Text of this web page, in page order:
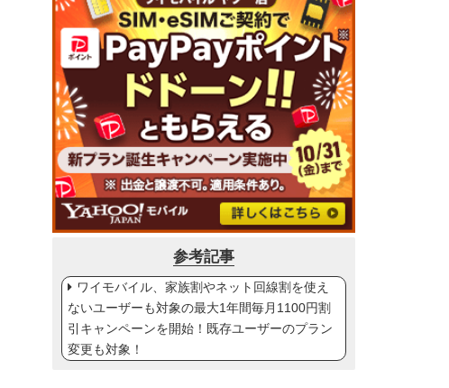
参考記事
ワイモバイル、家族割やネット回線割を使え
ないユーザーも対象の最大1年間毎月1100円割
引キャンペーンを開始！既存ユーザーのプラン
変更も対象！